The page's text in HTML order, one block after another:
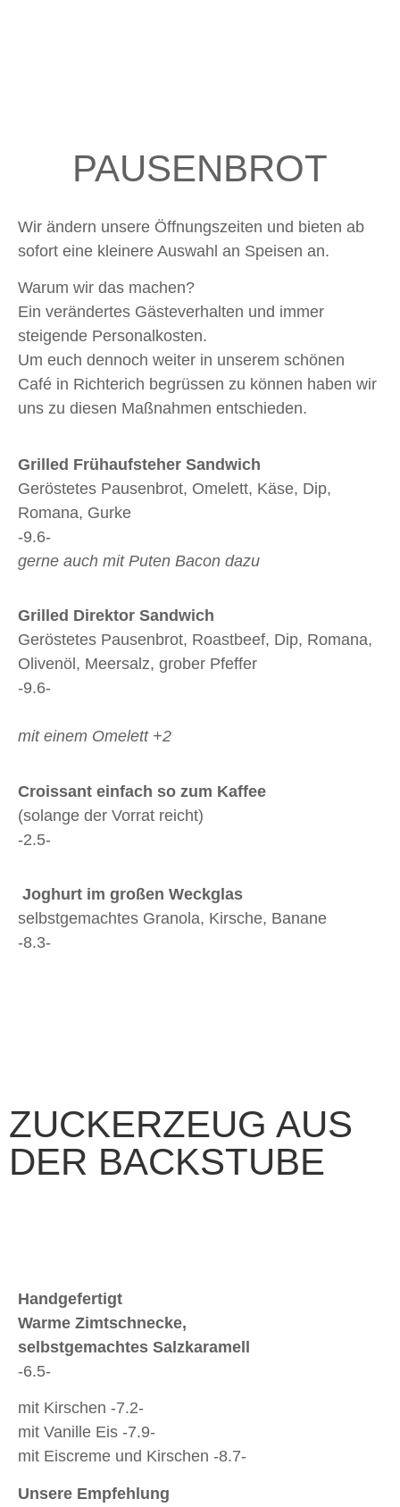
PAUSENBROT
Wir ändern unsere Öffnungszeiten und bieten ab
sofort eine kleinere Auswahl an Speisen an.
Warum wir das machen?
Ein verändertes Gästeverhalten und immer
steigende Personalkosten.
Um euch dennoch weiter in unserem schönen
Café in Richterich begrüssen zu können haben wir
uns zu diesen Maßnahmen entschieden.
Grilled Frühaufsteher Sandwich
Geröstetes Pausenbrot, Omelett, Käse, Dip,
Romana, Gurke
-9.6-
gerne auch mit Puten Bacon dazu
Grilled Direktor Sandwich
Geröstetes Pausenbrot, Roastbeef, Dip, Romana,
Olivenöl, Meersalz, grober Pfeffer
-9.6-
mit einem Omelett +2
Croissant einfach so zum Kaffee
(solange der Vorrat reicht)
-2.5-
Joghurt im großen Weckglas
selbstgemachtes Granola, Kirsche, Banane
-8.3-
ZUCKERZEUG AUS
DER BACKSTUBE
Handgefertigt
Warme Zimtschnecke,
selbstgemachtes Salzkaramell
-6.5-
mit Kirschen -7.2-
mit Vanille Eis -7.9-
mit Eiscreme und Kirschen -8.7-
Unsere Empfehlung